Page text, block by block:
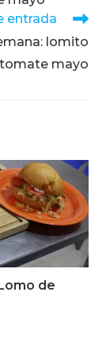
entrada
lomito
mayo
de